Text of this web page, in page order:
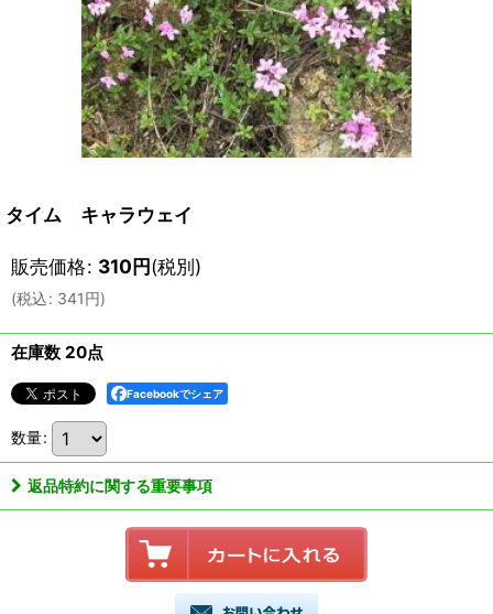
タイム キャラウェイ
販売価格: 310円(税別)
(税込: 341円)
在庫数 20点
Facebookでシェア
数量:
返品特約に関する重要事項